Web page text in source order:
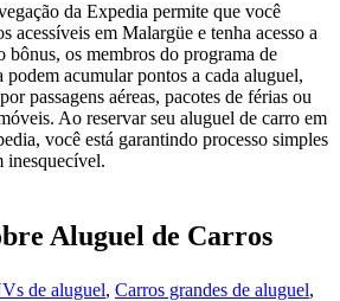
da Expedia permite que você
acessíveis em Malargüe e tenha acesso a
bônus, os membros do programa de
podem acumular pontos a cada aluguel,
passagens aéreas, pacotes de férias ou
Ao reservar seu aluguel de carro em
você está garantindo processo simples
inesquecível.
Aluguel de Carros
de aluguel, Carros grandes de aluguel,